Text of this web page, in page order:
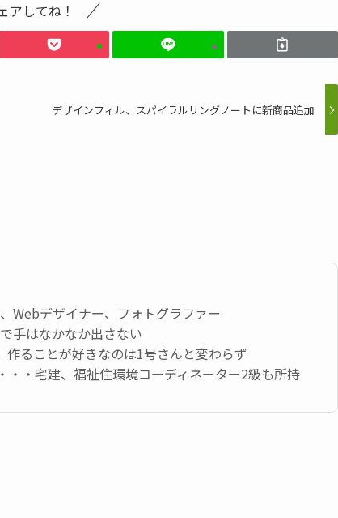
アしてね！
デザインフィル、スパイラルリングノートに新商品追加
Webデザイナー、フォトグラファー
手はなかなか出さない
作ることが好きなのは1号さんと変わらず
・・宅建、福祉住環境コーディネーター2級も所持